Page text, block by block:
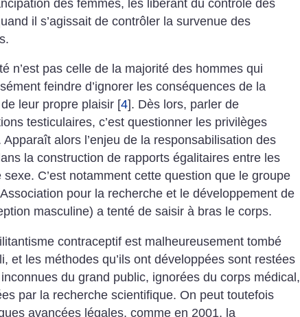
des femmes, les libérant du contrôle des
il s’agissait de contrôler la survenue des
n’est pas celle de la majorité des hommes qui
feindre d’ignorer les conséquences de la
leur propre plaisir [4]. Dès lors, parler de
testiculaires, c’est questionner les privilèges
Apparaît alors l’enjeu de la responsabilisation des
la construction de rapports égalitaires entre les
sexe. C’est notamment cette question que le groupe
pour la recherche et le développement de
masculine) a tenté de saisir à bras le corps.
contraceptif est malheureusement tombé
et les méthodes qu’ils ont développées sont restées
du grand public, ignorées du corps médical,
par la recherche scientifique. On peut toutefois
avancées légales, comme en 2001, la